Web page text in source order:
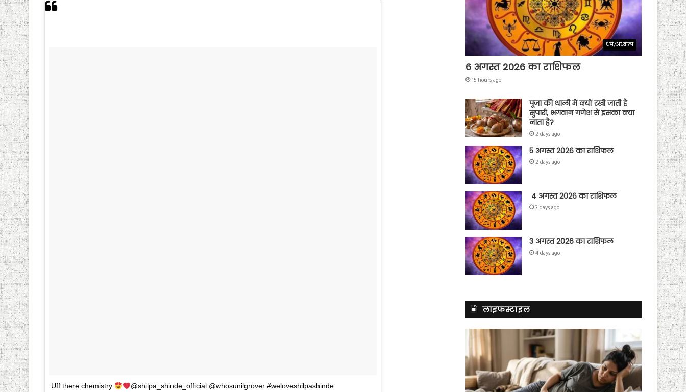
Uff there chemistry
@shilpa_shinde_official @whosunilgrover #weloveshilpashinde
धर्म/अध्यात्म
6 अगस्त 2026 का राशिफल
15 hours ago
पूजा की थाली में क्यों रखी जाती है
सुपारी, भगवान गणेश से इसका क्या
नाता है?
2 days ago
5 अगस्त 2026 का राशिफल
2 days ago
4 अगस्त 2026 का राशिफल
3 days ago
3 अगस्त 2026 का राशिफल
4 days ago
लाइफस्टाइल